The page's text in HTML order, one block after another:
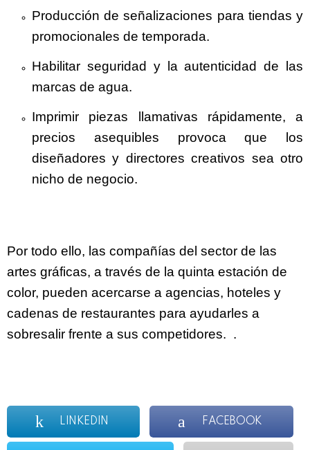
Producción de señalizaciones para tiendas y
promocionales de temporada.
Habilitar seguridad y la autenticidad de las
marcas de agua.
Imprimir piezas llamativas rápidamente, a
precios asequibles provoca que los
diseñadores y directores creativos sea otro
nicho de negocio.
Por todo ello, las compañías del sector de las
artes gráficas, a través de la quinta estación de
color, pueden acercarse a agencias, hoteles y
cadenas de restaurantes para ayudarles a
sobresalir frente a sus competidores. .
LINKEDIN FACEBOOK